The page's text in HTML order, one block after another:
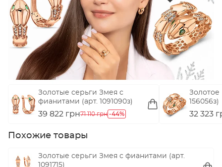
Золотые серьги Змея с
фианитами (арт. 1091090з)
39 822 грн71 110 грн -44%
Золотое
156056з)
32 323
Похожие товары
Золотые серьги Змея с фианитами (арт.
1091715)